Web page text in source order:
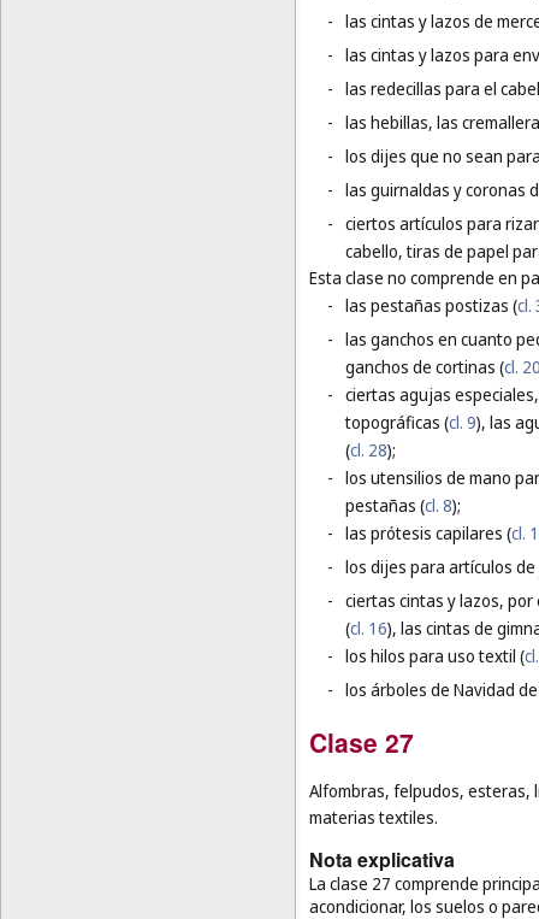
- las cintas y lazos de
- las cintas y lazos para
- las redecillas para el
- las hebillas, las
- los dijes que no sean
- las guirnaldas y coronas
- ciertos artículos para
cabello, tiras de papel
Esta clase no comprende en
- las pestañas postizas (cl.
- las ganchos en cuanto
ganchos de cortinas (cl.
- ciertas agujas
topográficas (cl. 9), las
(cl. 28);
- los utensilios de mano
pestañas (cl. 8);
- las prótesis capilares (cl.
- los dijes para artículos
- ciertas cintas y lazos,
(cl. 16), las cintas de
- los hilos para uso textil (
- los árboles de Navidad
Clase 27
Alfombras, felpudos, esteras,
materias textiles.
Nota explicativa
La clase 27 comprende
acondicionar, los suelos o